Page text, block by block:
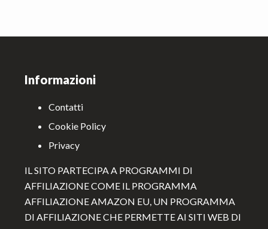
Informazioni
Contatti
Cookie Policy
Privacy
IL SITO PARTECIPA A PROGRAMMI DI
AFFILIAZIONE COME IL PROGRAMMA
AFFILIAZIONE AMAZON EU, UN PROGRAMMA
DI AFFILIAZIONE CHE PERMETTE AI SITI WEB DI